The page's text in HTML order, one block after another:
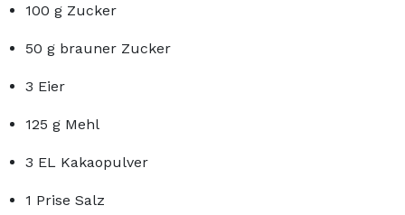
100 g Zucker
50 g brauner Zucker
3 Eier
125 g Mehl
3 EL Kakaopulver
1 Prise Salz